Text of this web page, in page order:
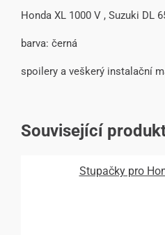
Honda XL 1000 V , Suzuki DL
barva: černá
spoilery a veškerý instalační
Související
Stupačky pro